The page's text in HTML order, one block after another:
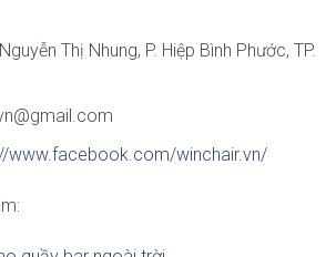
Thị Nhung, P. Hiệp Bình Phước, TP.
www.facebook.com/winchair.vn/